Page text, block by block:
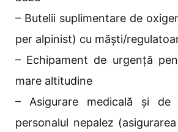
– Butelii suplimentare de
per alpinist) cu măști/
– Echipament de urgență
mare altitudine
– Asigurare medicală și de
personalul nepalez